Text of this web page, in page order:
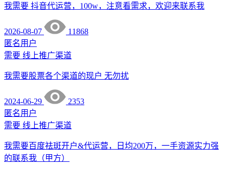
我需要 抖音代运营，100w，注意看需求，欢迎来联系我
2026-08-07
11868
匿名用户
需要 线上推广渠道
我需要股票各个渠道的现户 无勿扰
2024-06-29
2353
匿名用户
需要 线上推广渠道
我需要百度祛斑开户&代运营，日均200万，一手资源实力强
的联系我（甲方）